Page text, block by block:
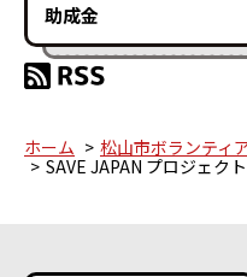
助成金
ホーム 松山市ボランティ
SAVE JAPAN プロジェク